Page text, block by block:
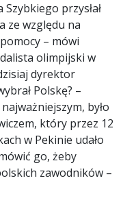
przysłał
ze względu na
– mówi
olimpijski w
dyrektor
Polskę? –
było
który przez 12
w Pekinie udało
go, żeby
zawodników –